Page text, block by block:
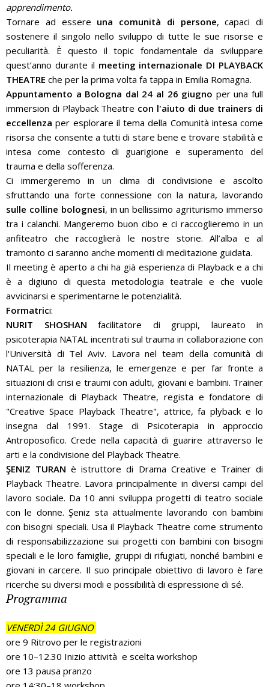
apprendimento.
Tornare ad essere una comunità di persone, capaci di
sostenere il singolo nello sviluppo di tutte le sue risorse e
peculiarità. È questo il topic fondamentale da sviluppare
quest’anno durante il meeting internazionale DI PLAYBACK
THEATRE che per la prima volta fa tappa in Emilia Romagna.
Appuntamento a Bologna dal 24 al 26 giugno per una full
immersion di Playback Theatre con l'aiuto di due trainers di
eccellenza per esplorare il tema della Comunità intesa come
risorsa che consente a tutti di stare bene e trovare stabilità e
intesa come contesto di guarigione e superamento del
trauma e della sofferenza.
Ci immergeremo in un clima di condivisione e ascolto
sfruttando una forte connessione con la natura, lavorando
sulle colline bolognesi, in un bellissimo agriturismo immerso
tra i calanchi. Mangeremo buon cibo e ci raccoglieremo in un
anfiteatro che raccoglierà le nostre storie. All’alba e al
tramonto ci saranno anche momenti di meditazione guidata.
Il meeting è aperto a chi ha già esperienza di Playback e a chi
è a digiuno di questa metodologia teatrale e che vuole
avvicinarsi e sperimentarne le potenzialità.
Formatrici:
NURIT SHOSHAN facilitatore di gruppi, laureato in
psicoterapia NATAL incentrati sul trauma in collaborazione con
l'Università di Tel Aviv. Lavora nel team della comunità di
NATAL per la resilienza, le emergenze e per far fronte a
situazioni di crisi e traumi con adulti, giovani e bambini. Trainer
internazionale di Playback Theatre, regista e fondatore di
"Creative Space Playback Theatre", attrice, fa plyback e lo
insegna dal 1991. Stage di Psicoterapia in approccio
Antroposofico. Crede nella capacità di guarire attraverso le
arti e la condivisione del Playback Theatre.
ŞENIZ TURAN è istruttore di Drama Creative e Trainer di
Playback Theatre. Lavora principalmente in diversi campi del
lavoro sociale. Da 10 anni sviluppa progetti di teatro sociale
con le donne. Şeniz sta attualmente lavorando con bambini
con bisogni speciali. Usa il Playback Theatre come strumento
di responsabilizzazione sui progetti con bambini con bisogni
speciali e le loro famiglie, gruppi di rifugiati, nonché bambini e
giovani in carcere. Il suo principale obiettivo di lavoro è fare
ricerche su diversi modi e possibilità di espressione di sé.
Programma
VENERDÌ 24 GIUGNO
ore 9 Ritrovo per le registrazioni
ore 10–12.30 Inizio attività e scelta workshop
ore 13 pausa pranzo